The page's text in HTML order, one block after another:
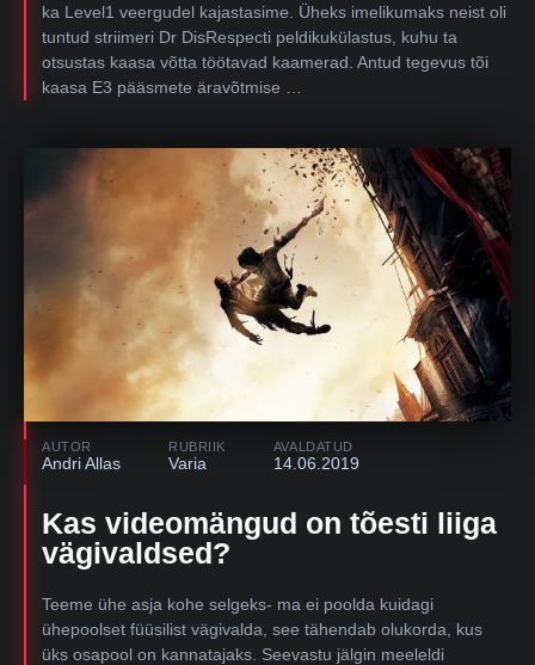
ka Level1 veergudel kajastasime. Üheks imelikumaks neist oli
tuntud striimeri Dr DisRespecti peldikukülastus, kuhu ta
otsustas kaasa võtta töötavad kaamerad. Antud tegevus tõi
kaasa E3 pääsmete äravõtmise …
AUTOR
Andri Allas
RUBRIIK
Varia
AVALDATUD
14.06.2019
Kas videomängud on tõesti liiga
vägivaldsed?
Teeme ühe asja kohe selgeks- ma ei poolda kuidagi
ühepoolset füüsilist vägivalda, see tähendab olukorda, kus
üks osapool on kannatajaks. Seevastu jälgin meeleldi